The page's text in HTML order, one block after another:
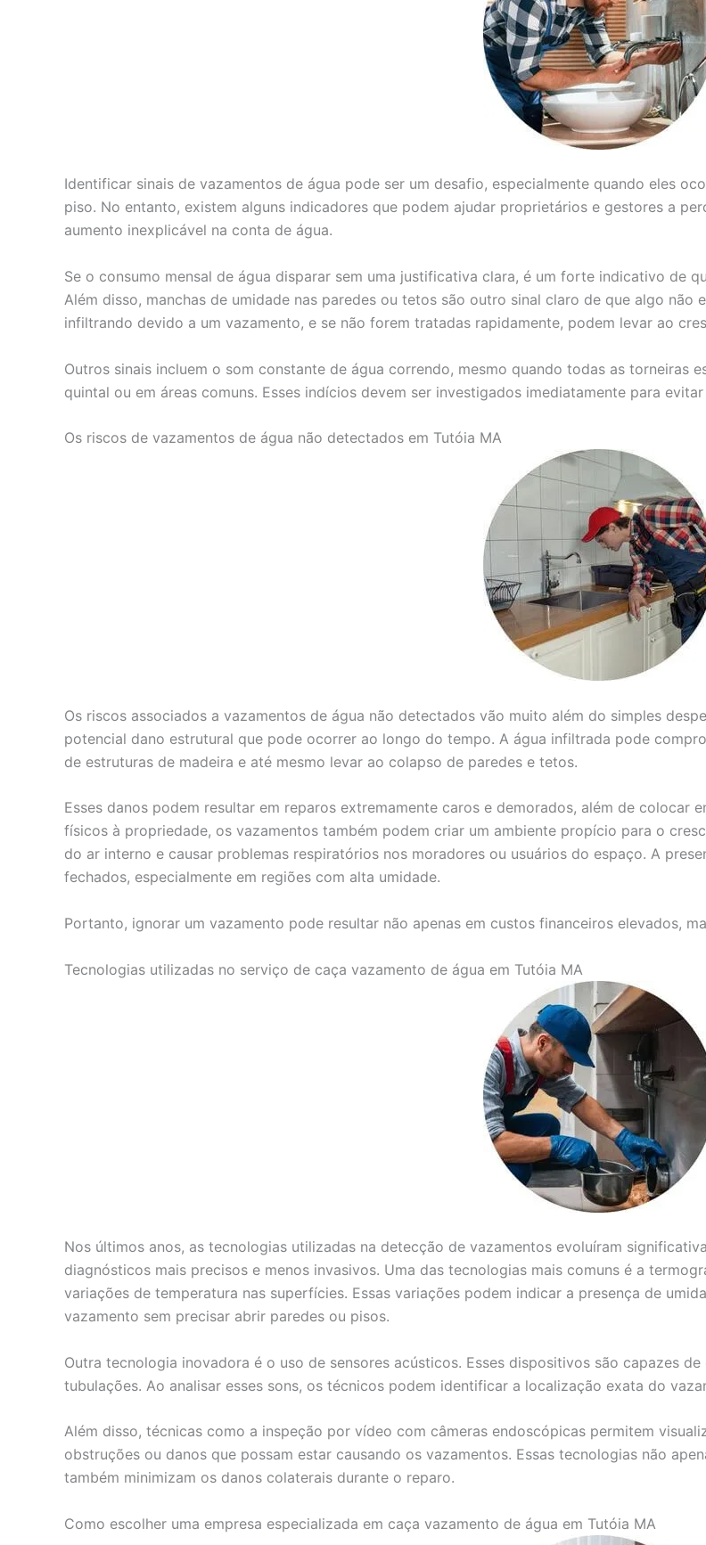
Identificar sinais de vazamentos de água pode ser um desafio, especialmente quando eles
piso. No entanto, existem alguns indicadores que podem ajudar proprietários e gestores a
aumento inexplicável na conta de água.
Se o consumo mensal de água disparar sem uma justificativa clara, é um forte indicativo de
Além disso, manchas de umidade nas paredes ou tetos são outro sinal claro de que algo não
infiltrando devido a um vazamento, e se não forem tratadas rapidamente, podem levar ao
Outros sinais incluem o som constante de água correndo, mesmo quando todas as torneiras
quintal ou em áreas comuns. Esses indícios devem ser investigados imediatamente para
Os riscos de vazamentos de água não detectados em Tutóia MA
Os riscos associados a vazamentos de água não detectados vão muito além do simples
potencial dano estrutural que pode ocorrer ao longo do tempo. A água infiltrada pode
de estruturas de madeira e até mesmo levar ao colapso de paredes e tetos.
Esses danos podem resultar em reparos extremamente caros e demorados, além de colocar
físicos à propriedade, os vazamentos também podem criar um ambiente propício para o
do ar interno e causar problemas respiratórios nos moradores ou usuários do espaço. A
fechados, especialmente em regiões com alta umidade.
Portanto, ignorar um vazamento pode resultar não apenas em custos financeiros elevados,
Tecnologias utilizadas no serviço de caça vazamento de água em Tutóia MA
Nos últimos anos, as tecnologias utilizadas na detecção de vazamentos evoluíram
diagnósticos mais precisos e menos invasivos. Uma das tecnologias mais comuns é a
variações de temperatura nas superfícies. Essas variações podem indicar a presença de
vazamento sem precisar abrir paredes ou pisos.
Outra tecnologia inovadora é o uso de sensores acústicos. Esses dispositivos são capazes
tubulações. Ao analisar esses sons, os técnicos podem identificar a localização exata do
Além disso, técnicas como a inspeção por vídeo com câmeras endoscópicas permitem
obstruções ou danos que possam estar causando os vazamentos. Essas tecnologias não
também minimizam os danos colaterais durante o reparo.
Como escolher uma empresa especializada em caça vazamento de água em Tutóia MA